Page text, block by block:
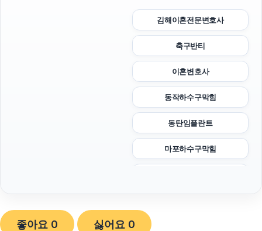
김해이혼전문변호사
축구반티
이혼변호사
동작하수구막힘
동탄임플란트
마포하수구막힘
좋아요 0 싫어요 0